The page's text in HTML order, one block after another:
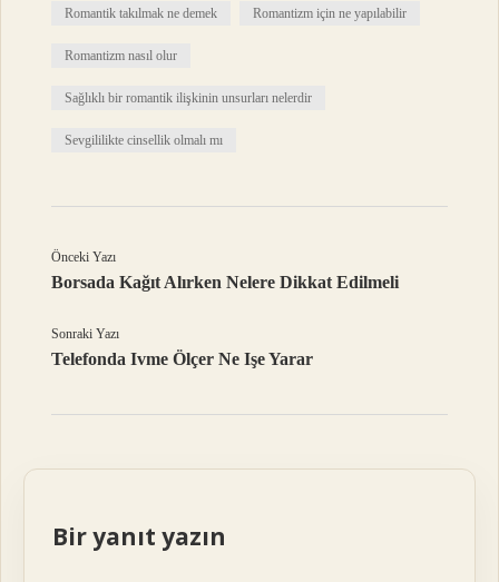
Romantik takılmak ne demek Romantizm için ne yapılabilir
Romantizm nasıl olur
Sağlıklı bir romantik ilişkinin unsurları nelerdir
Sevgililikte cinsellik olmalı mı
Önceki Yazı
Borsada Kağıt Alırken Nelere Dikkat Edilmeli
Sonraki Yazı
Telefonda Ivme Ölçer Ne Işe Yarar
Bir yanıt yazın